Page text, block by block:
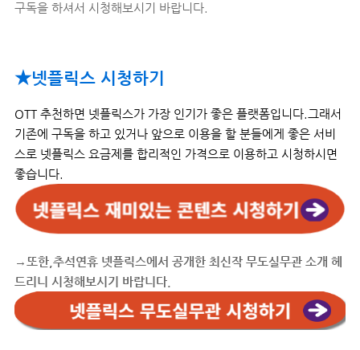
구독을 하셔서 시청해보시기 바랍니다.
★넷플릭스 시청하기
OTT 추천하면 넷플릭스가 가장 인기가 좋은 플랫폼입니다.그래서
기존에 구독을 하고 있거나 앞으로 이용을 할 분들에게 좋은 서비
스로 넷플릭스 요금제를 합리적인 가격으로 이용하고 시청하시면
좋습니다.
→또한,추석연휴 넷플릭스에서 공개한 최신작 무도실무관 소개 헤
드리니 시청해보시기 바랍니다.